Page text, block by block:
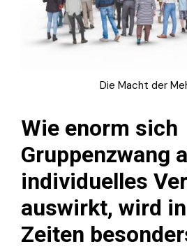
Die Macht der
Wie enorm sich
Gruppenzwang
individuelles
auswirkt, wird
Zeiten